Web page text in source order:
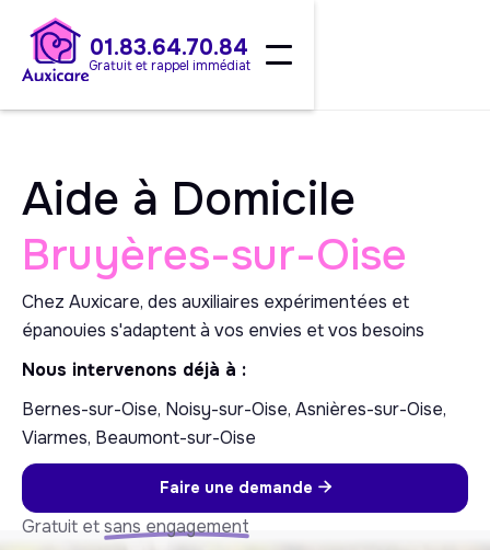
01.83.64.70.84
Gratuit et rappel immédiat
Aide à Domicile
Bruyères-sur-Oise
Chez Auxicare, des auxiliaires expérimentées et
épanouies s'adaptent à vos envies et vos besoins
Nous intervenons déjà à :
Bernes-sur-Oise, Noisy-sur-Oise, Asnières-sur-Oise,
Viarmes, Beaumont-sur-Oise
Faire une demande 
Gratuit etsans engagement